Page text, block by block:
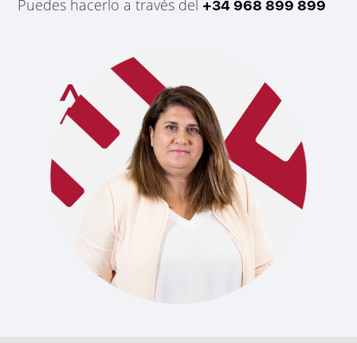
Puedes hacerlo a través del +34 968 899 899